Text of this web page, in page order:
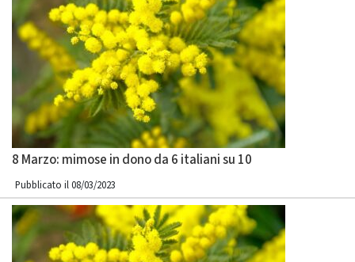
8 Marzo: mimose in dono da 6 italiani su 10
Pubblicato il 08/03/2023